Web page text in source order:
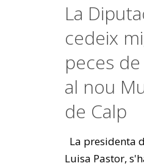
La
cedeix
peces
al nou
de Calp
La presidenta
Luisa Pastor,